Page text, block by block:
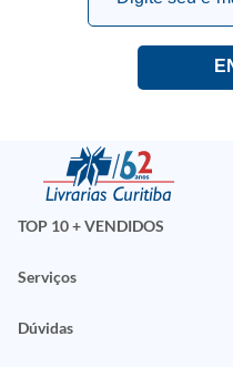
TOP 10 + VENDIDOS
Serviços
Dúvidas